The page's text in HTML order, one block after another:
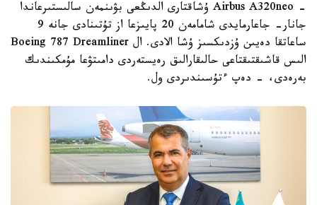
- Airbus A320neo ۇشاقتارى الدىڭعى بۋىنمەن سالىستىرعاندا
جانار- جاعارمايدى شامامەن 20 پايىزعا از تۇتىنادى جانە 9
ساعاتقا دەيىن ۇزدىكسىز ۇشا الادى. ال Boeing 787 Dreamliner
الىس قاشىقتىقتاعى حالىقارالىق رەيستەردى دامىتۋعا مۇمكىندىك
بەرەدى، - دەپ ءتۇسىندىردى ول.